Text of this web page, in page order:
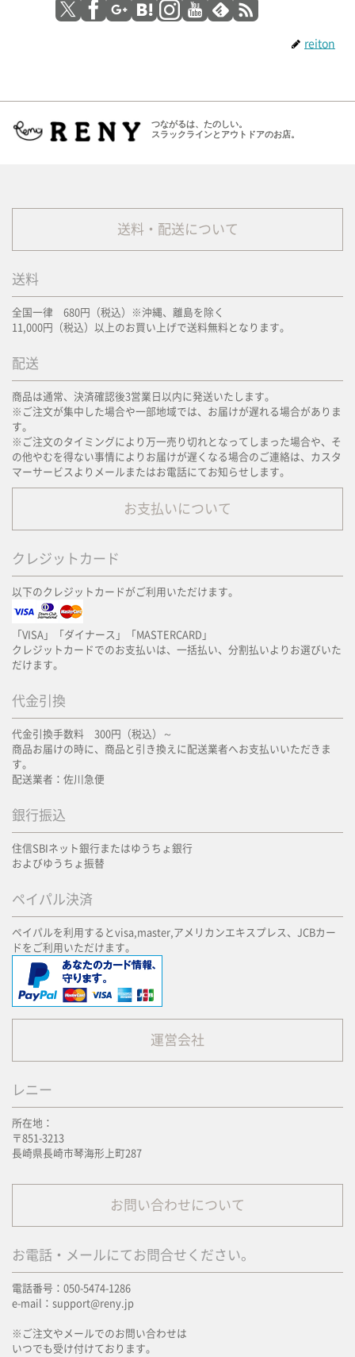
reiton
つながるは、たのしい。
スラックラインとアウトドアのお店。
送料・配送について
送料
全国一律 680円（税込）※沖縄、離島を除く
11,000円（税込）以上のお買い上げで送料無料となります。
配送
商品は通常、決済確認後3営業日以内に発送いたします。
※ご注文が集中した場合や一部地域では、お届けが遅れる場合がありま
す。
※ご注文のタイミングにより万一売り切れとなってしまった場合や、そ
の他やむを得ない事情によりお届けが遅くなる場合のご連絡は、カスタ
マーサービスよりメールまたはお電話にてお知らせします。
お支払いについて
クレジットカード
以下のクレジットカードがご利用いただけます。
「VISA」「ダイナース」「MASTERCARD」
クレジットカードでのお支払いは、一括払い、分割払いよりお選びいた
だけます。
代金引換
代金引換手数料 300円（税込）～
商品お届けの時に、商品と引き換えに配送業者へお支払いいただきま
す。
配送業者：佐川急便
銀行振込
住信SBIネット銀行またはゆうちょ銀行
およびゆうちょ振替
ペイパル決済
ペイパルを利用するとvisa,master,アメリカンエキスプレス、JCBカー
ドをご利用いただけます。
運営会社
レニー
所在地：
〒851-3213
長崎県長崎市琴海形上町287
お問い合わせについて
お電話・メールにてお問合せください。
電話番号：050-5474-1286
e-mail：support@reny.jp
※ご注文やメールでのお問い合わせは
いつでも受け付けております。